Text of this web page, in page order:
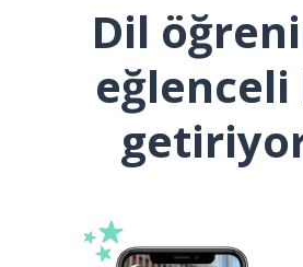
Dil
eğlenceli